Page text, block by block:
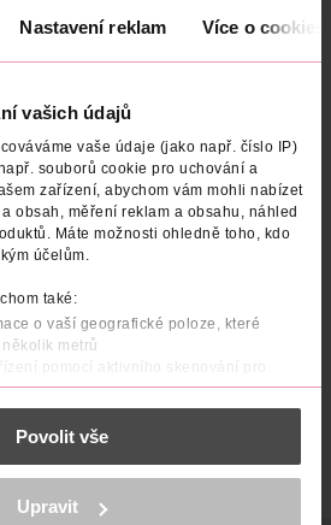
Nastavení reklam Více o cookies
vašich údajů
vaše údaje (jako např. číslo IP)
souborů cookie pro uchování a
zařízení, abychom vám mohli nabízet
obsah, měření reklam a obsahu, náhled
Máte možnosti ohledně toho, kdo
účelům.
také:
o vaší geografické poloze, které
metrů
pomocí aktivního skenování pro
(otisk prstu)
vaše osobní údaje, a nastavte
. Svůj souhlas můžete kdykoliv
obsahu a reklam, funkcí sociálních
které mohou nést osobní údaje.
Povolit vše
Upravit
1 ks
Kč
Barva na vlasy Preference
Ultra Platinum Zesvětlovač
199 Kč